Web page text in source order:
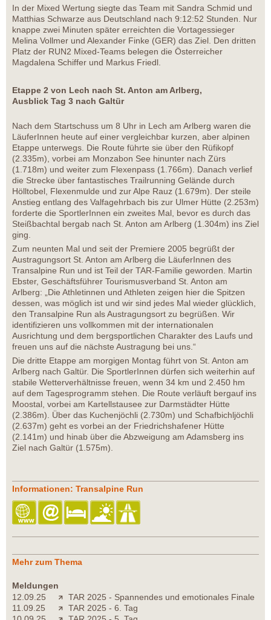
In der Mixed Wertung siegte das Team mit Sandra Schmid und
Matthias Schwarze aus Deutschland nach 9:12:52 Stunden. Nur
knappe zwei Minuten später erreichten die Vortagessieger
Melina Vollmer und Alexander Finke (GER) das Ziel. Den dritten
Platz der RUN2 Mixed-Teams belegen die Österreicher
Magdalena Schiffer und Markus Friedl.
Etappe 2 von Lech nach St. Anton am Arlberg,
Ausblick Tag 3 nach Galtür
Nach dem Startschuss um 8 Uhr in Lech am Arlberg waren die
LäuferInnen heute auf einer vergleichbar kurzen, aber alpinen
Etappe unterwegs. Die Route führte sie über den Rüfikopf
(2.335m), vorbei am Monzabon See hinunter nach Zürs
(1.718m) und weiter zum Flexenpass (1.766m). Danach verlief
die Strecke über fantastisches Trailrunning Gelände durch
Hölltobel, Flexenmulde und zur Alpe Rauz (1.679m). Der steile
Anstieg entlang des Valfagehrbach bis zur Ulmer Hütte (2.253m)
forderte die SportlerInnen ein zweites Mal, bevor es durch das
Steißbachtal bergab nach St. Anton am Arlberg (1.304m) ins Ziel
ging.
Zum neunten Mal und seit der Premiere 2005 begrüßt der
Austragungsort St. Anton am Arlberg die LäuferInnen des
Transalpine Run und ist Teil der TAR-Familie geworden. Martin
Ebster, Geschäftsführer Tourismusverband St. Anton am
Arlberg: „Die Athletinnen und Athleten zeigen hier die Spitzen
dessen, was möglich ist und wir sind jedes Mal wieder glücklich,
den Transalpine Run als Austragungsort zu begrüßen. Wir
identifizieren uns vollkommen mit der internationalen
Ausrichtung und dem bergsportlichen Charakter des Laufs und
freuen uns auf die nächste Austragung bei uns.“
Die dritte Etappe am morgigen Montag führt von St. Anton am
Arlberg nach Galtür. Die SportlerInnen dürfen sich weiterhin auf
stabile Wetterverhältnisse freuen, wenn 34 km und 2.450 hm
auf dem Tagesprogramm stehen. Die Route verläuft bergauf ins
Moostal, vorbei am Kartellstausee zur Darmstädter Hütte
(2.386m). Über das Kuchenjöchli (2.730m) und Schafbichljöchli
(2.637m) geht es vorbei an der Friedrichshafener Hütte
(2.141m) und hinab über die Abzweigung am Adamsberg ins
Ziel nach Galtür (1.575m).
Informationen: Transalpine Run
Mehr zum Thema
Meldungen
12.09.25
TAR 2025 - Spannendes und emotionales Finale
11.09.25
TAR 2025 - 6. Tag